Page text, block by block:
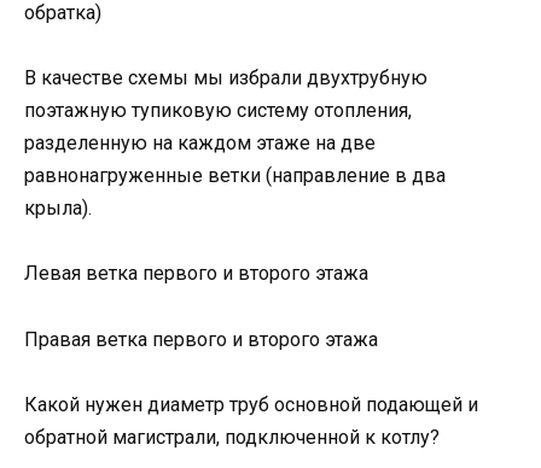
обратка)
В качестве схемы мы избрали двухтрубную
поэтажную тупиковую систему отопления,
разделенную на каждом этаже на две
равнонагруженные ветки (направление в два
крыла).
Левая ветка первого и второго этажа
Правая ветка первого и второго этажа
Какой нужен диаметр труб основной подающей и
обратной магистрали, подключенной к котлу?